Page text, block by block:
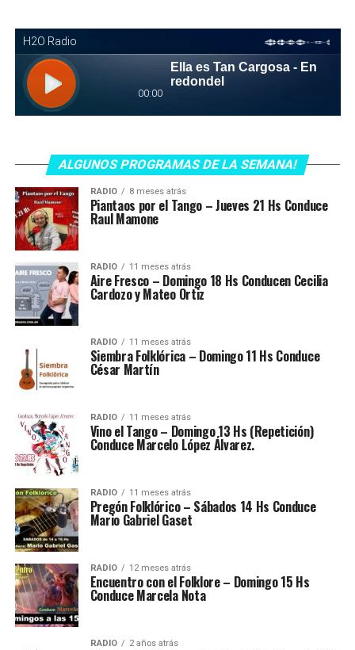
ALGUNOS PROGRAMAS DE LA SEMANA!
RADIO 8 meses atrás
Piantaos por el Tango – Jueves 21 Hs Conduce
Raul Mamone
RADIO 11 meses atrás
Aire Fresco – Domingo 18 Hs Conducen Cecilia
Cardozo y Mateo Ortiz
RADIO 11 meses atrás
Siembra Folklórica – Domingo 11 Hs Conduce
César Martín
RADIO 11 meses atrás
Vino el Tango – Domingo 13 Hs (Repetición)
Conduce Marcelo López Álvarez.
RADIO 11 meses atrás
Pregón Folklórico – Sábados 14 Hs Conduce
Mario Gabriel Gaset
RADIO 12 meses atrás
Encuentro con el Folklore – Domingo 15 Hs
Conduce Marcela Nota
RADIO 2 años atrás